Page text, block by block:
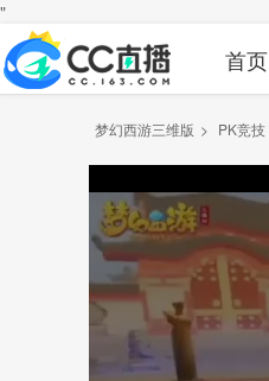
"
首页
梦幻西游三维版 > PK竞技